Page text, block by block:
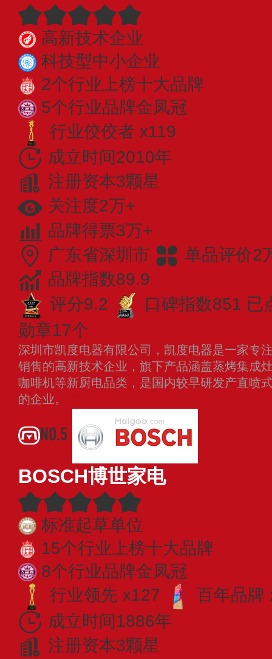
高新技术企业
科技型中小企业
2个行业上榜十大品牌
5个行业品牌金凤冠
行业佼佼者 x119
成立时间2010年
注册资本3颗星
关注度2万+
品牌得票3万+
广东省深圳市
单品评价2
品牌指数89.9
评分9.2
口碑指数851 已
勋章17个
深圳市凯度电器有限公司，凯度电器是一家专
销售的高新技术企业，旗下产品涵盖蒸烤集成
咖啡机等新厨电品类，是国内较早研发产直喷
的企业。
NO.5
BOSCH博世家电
标准起草单位
15个行业上榜十大品牌
8个行业品牌金凤冠
行业领先 x127
百年品牌
成立时间1886年
注册资本3颗星